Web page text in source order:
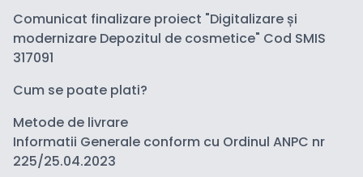
Comunicat finalizare proiect "Digitalizare și
modernizare Depozitul de cosmetice" Cod SMIS
317091
Cum se poate plati?
Metode de livrare
Informatii Generale conform cu Ordinul ANPC nr
225/25.04.2023